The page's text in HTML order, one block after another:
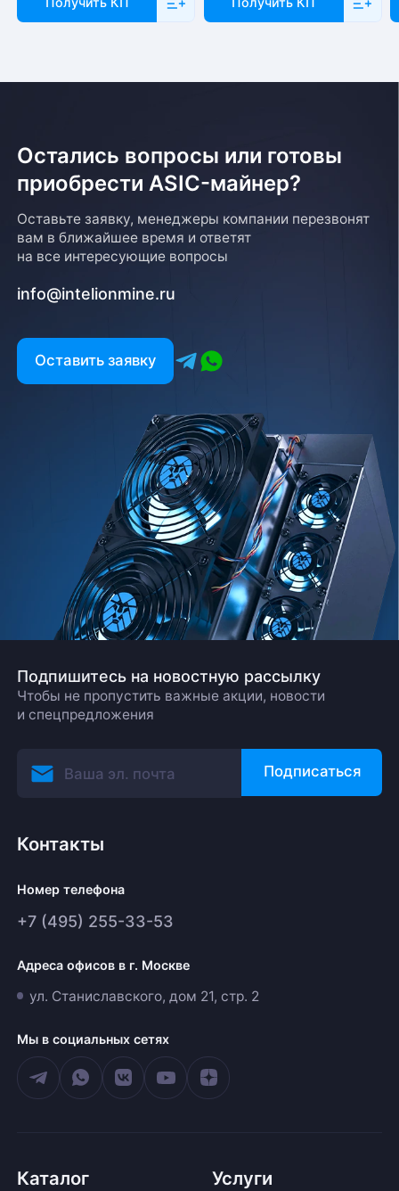
по пятницу с 10-00 до 19-00. При получении товара
Для того, чтобы оформить возврат товара, клиенту
необходимо связаться с менеджером, который
в соответствии с регламентом Компании после
Есть вопрос?
Заполните форму и мы свяжемся с вами в
Заказать звонок
Остались вопросы или готовы
приобрести ASIC-майнер?
Оставьте заявку, менеджеры компании перезвонят
вам в ближайшее время и ответят
на все интересующие вопросы
info@intelionmine.ru
Оставить заявку
Подпишитесь на новостную рассылку
Чтобы не пропустить важные акции, новости
и спецпредложения
Подписаться
Контакты
Номер телефона
+7 (495) 255-33-53
Адреса офисов в г. Москве
ул. Станиславского, дом 21, стр. 2
Мы в социальных сетях
Каталог Услуги